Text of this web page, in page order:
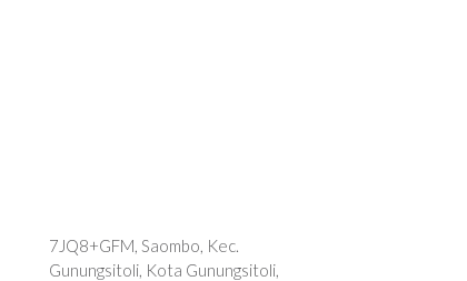
7JQ8+GFM, Saombo, Kec.
Gunungsitoli, Kota Gunungsitoli,